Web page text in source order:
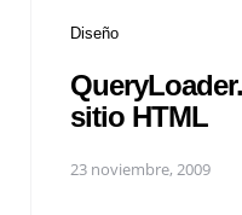
Diseño
sitio HTML
23 noviembre, 2009